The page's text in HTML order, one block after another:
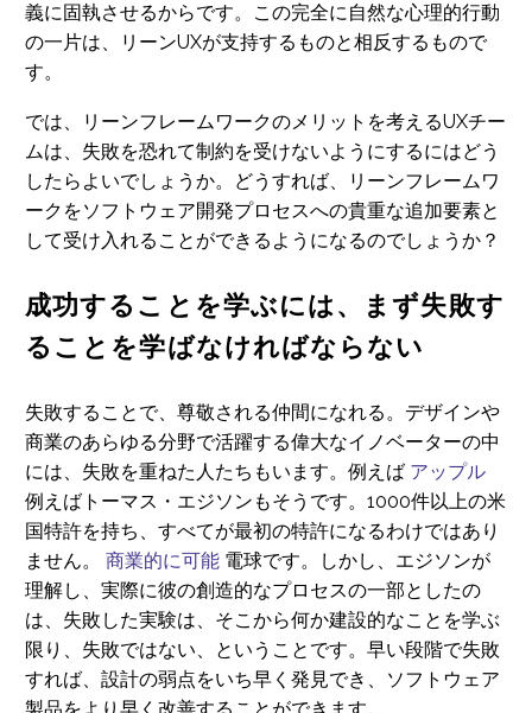
義に固執させるからです。この完全に自然な心理的行動
の一片は、リーンUXが支持するものと相反するもので
す。
では、リーンフレームワークのメリットを考えるUXチー
ムは、失敗を恐れて制約を受けないようにするにはどう
したらよいでしょうか。どうすれば、リーンフレームワ
ークをソフトウェア開発プロセスへの貴重な追加要素と
して受け入れることができるようになるのでしょうか？
成功することを学ぶには、まず失敗す
ることを学ばなければならない
失敗することで、尊敬される仲間になれる。デザインや
商業のあらゆる分野で活躍する偉大なイノベーターの中
には、失敗を重ねた人たちもいます。例えば アップル
例えばトーマス・エジソンもそうです。1000件以上の米
国特許を持ち、すべてが最初の特許になるわけではあり
ません。 商業的に可能 電球です。しかし、エジソンが
理解し、実際に彼の創造的なプロセスの一部としたの
は、失敗した実験は、そこから何か建設的なことを学ぶ
限り、失敗ではない、ということです。早い段階で失敗
すれば、設計の弱点をいち早く発見でき、ソフトウェア